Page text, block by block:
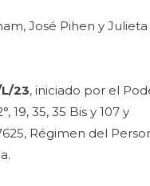
José Pihen y Julieta
23, iniciado por el
19, 35, 35 Bis y 107 y
Régimen del